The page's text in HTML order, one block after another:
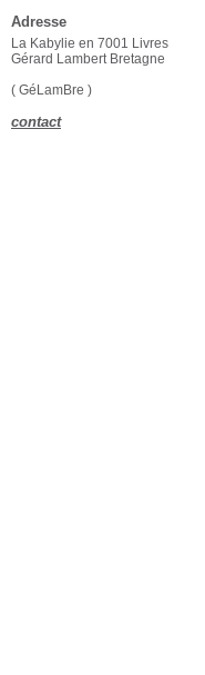
Adresse
La Kabylie en 7001 Livres
Gérard Lambert Bretagne
( GéLamBre )
contact